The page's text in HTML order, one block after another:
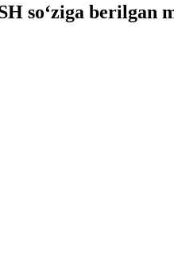
so‘ziga berilgan